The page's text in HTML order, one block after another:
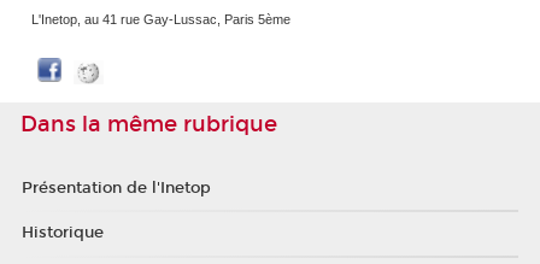
L'Inetop, au 41 rue Gay-Lussac, Paris 5ème
Dans la même rubrique
Présentation de l'Inetop
Historique